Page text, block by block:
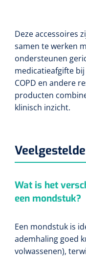
Deze accessoires
samen te werken
ondersteunen
medicatieafgifte
COPD en andere
producten
klinisch inzicht.
Wat is het
een mondstuk?
Een mondstuk is
ademhaling goed
volwassenen),